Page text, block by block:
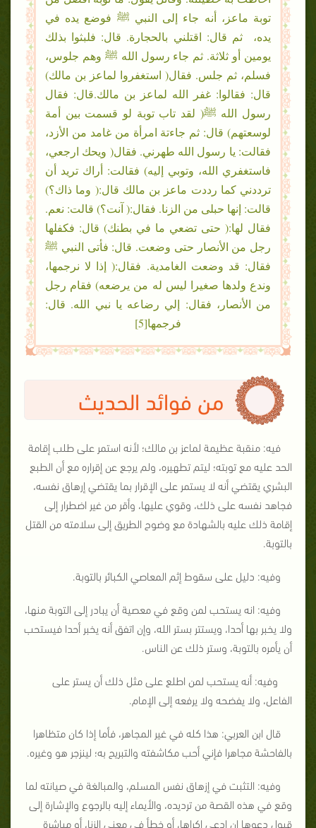
توبة ماعز، أنه جاء إلى النبي ﷺ فوضع يده في
يده، ثم قال: اقتلني بالحجارة. قال: فلبثوا بذلك
يومين أو ثلاثة. ثم جاء رسول الله ﷺ وهم جلوس،
فسلم، ثم جلس. فقال( استغفروا لماعز بن مالك)
قال: فقالوا: غفر الله لماعز بن مالك.قال: فقال
رسول الله ﷺ( لقد تاب توبة لو قسمت بين أمة
لوسعتهم) قال: ثم جاءتة امرأة من غامد من الأزد،
فقالت: يا رسول الله طهرني. فقال( ويحك ارجعي،
فاستغفري الله، وتوبي إليه) فقالت: أراك تريد أن
ترددني كما رددت ماعز بن مالك قال:( وما ذاك؟)
قالت: إنها حبلى من الزنا. فقال:( آنت؟) قالت: نعم.
فقال لها:( حتى تضعي ما في بطنك) قال: فكفلها
رجل من الأنصار حتى وضعت. قال: فأتى النبي ﷺ
فقال: قد وضعت الغامدية. فقال:( إذا لا نرجمها،
وندع ولدها صغيرا ليس له من يرضعه) فقام رجل
من الأنصار، فقال: إلي رضاعه يا نبي الله. قال:
فرجمها[5]
من فوائد الحديث
فيه: منقبة عظيمة لماعز بن مالك؛ لأنه استمر على طلب إقامة
الحد عليه مع توبته؛ ليتم تطهيره، ولم يرجع عن إقراره مع أن الطبع
البشري يقتضي أنه لا يستمر على الإقرار بما يقتضي إرهاق نفسه،
فجاهد نفسه على ذلك، وقوي عليها، وأقر من غير اضطرار إلى
إقامة ذلك عليه بالشهادة مع وضوح الطريق إلى سلامته من القتل
بالتوبة.
وفيه: دليل على سقوط إثم المعاصي الكبائر بالتوبة.
وفيه: انه يستحب لمن وقع في معصية أن يبادر إلى التوبة منها،
ولا يخبر بها أحدا، ويستتر بستر الله، وإن اتفق أنه يخبر أحدا فيستحب
أن يأمره بالتوبة، وستر ذلك عن الناس.
وفيه: أنه يستحب لمن اطلع على مثل ذلك أن يستر على
الفاعل، ولا يفضحه ولا يرفعه إلى الإمام.
قال ابن العربي: هذا كله في غير المجاهر، فأما إذا كان متظاهرا
بالفاحشة مجاهرا فإني أحب مكاشفته والتبريح به؛ لينزجر هو وغيره.
وفيه: التثبت في إزهاق نفس المسلم، والمبالغة في صيانته لما
وقع في هذه القصة من ترديده، والأيماء إليه بالرجوع والإشارة إلى
قبول دعوها إن ادعى إكراها، أو خطأ في معنى الزنا، أو مباشرة